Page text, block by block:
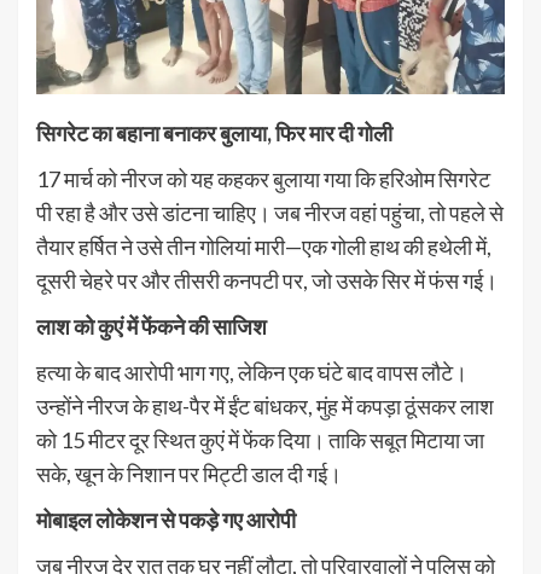
सिगरेट का बहाना बनाकर बुलाया, फिर मार दी गोली
17 मार्च को नीरज को यह कहकर बुलाया गया कि हरिओम सिगरेट
पी रहा है और उसे डांटना चाहिए। जब नीरज वहां पहुंचा, तो पहले से
तैयार हर्षित ने उसे तीन गोलियां मारी—एक गोली हाथ की हथेली में,
दूसरी चेहरे पर और तीसरी कनपटी पर, जो उसके सिर में फंस गई।
लाश को कुएं में फेंकने की साजिश
हत्या के बाद आरोपी भाग गए, लेकिन एक घंटे बाद वापस लौटे।
उन्होंने नीरज के हाथ-पैर में ईंट बांधकर, मुंह में कपड़ा ठूंसकर लाश
को 15 मीटर दूर स्थित कुएं में फेंक दिया। ताकि सबूत मिटाया जा
सके, खून के निशान पर मिट्टी डाल दी गई।
मोबाइल लोकेशन से पकड़े गए आरोपी
जब नीरज देर रात तक घर नहीं लौटा, तो परिवारवालों ने पुलिस को